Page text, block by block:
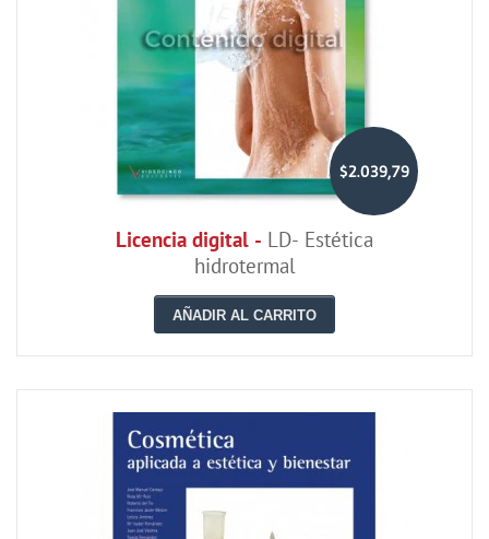
$2.039,79
Licencia digital - LD- Estética
hidrotermal
AÑADIR AL CARRITO